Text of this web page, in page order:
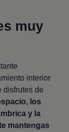
muy
interior
disfrutes de
los
y la
mantengas